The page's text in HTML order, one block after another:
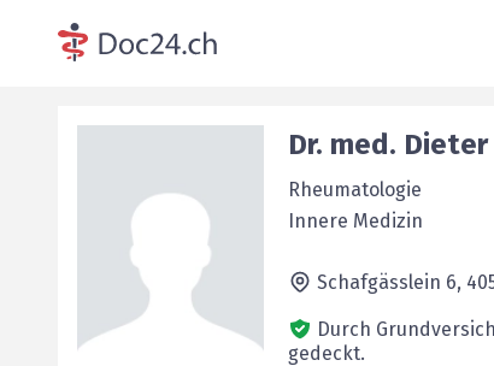
Dr. med. Dieter
Rheumatologie
Innere Medizin
Schafgässlein 6,
Durch
gedeckt.